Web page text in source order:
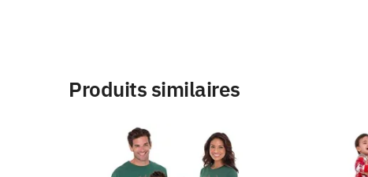
Produits similaires